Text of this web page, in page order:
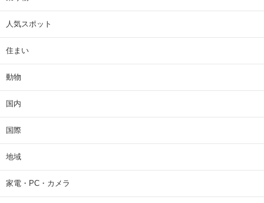
人気スポット
住まい
動物
国内
国際
地域
家電・PC・カメラ